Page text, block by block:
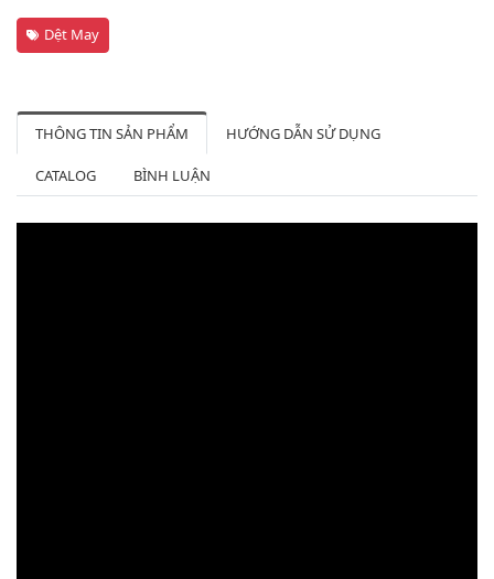
Dệt May
THÔNG TIN SẢN PHẨM HƯỚNG DẪN SỬ DỤNG
CATALOG BÌNH LUẬN